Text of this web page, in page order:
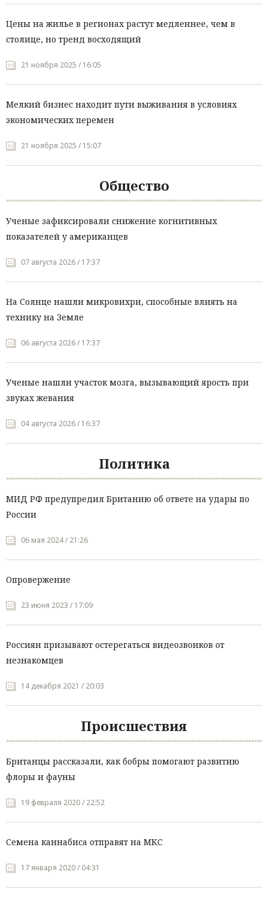
Цены на жилье в регионах растут медленнее, чем в
столице, но тренд восходящий
21 ноября 2025 / 16:05
Мелкий бизнес находит пути выживания в условиях
экономических перемен
21 ноября 2025 / 15:07
Общество
Ученые зафиксировали снижение когнитивных
показателей у американцев
07 августа 2026 / 17:37
На Солнце нашли микровихри, способные влиять на
технику на Земле
06 августа 2026 / 17:37
Ученые нашли участок мозга, вызывающий ярость при
звуках жевания
04 августа 2026 / 16:37
Политика
МИД РФ предупредил Британию об ответе на удары по
России
06 мая 2024 / 21:26
Опровержение
23 июня 2023 / 17:09
Россиян призывают остерегаться видеозвонков от
незнакомцев
14 декабря 2021 / 20:03
Происшествия
Британцы рассказали, как бобры помогают развитию
флоры и фауны
19 февраля 2020 / 22:52
Семена каннабиса отправят на МКС
17 января 2020 / 04:31